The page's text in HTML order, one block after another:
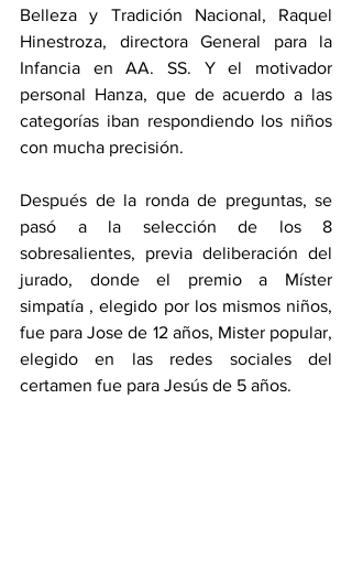
Belleza y Tradición Nacional, Raquel
Hinestroza, directora General para la
Infancia en AA. SS. Y el motivador
personal Hanza, que de acuerdo a las
categorías iban respondiendo los niños
con mucha precisión.
Después de la ronda de preguntas, se
pasó a la selección de los 8
sobresalientes, previa deliberación del
jurado, donde el premio a Míster
simpatía , elegido por los mismos niños,
fue para Jose de 12 años, Mister popular,
elegido en las redes sociales del
certamen fue para Jesús de 5 años.